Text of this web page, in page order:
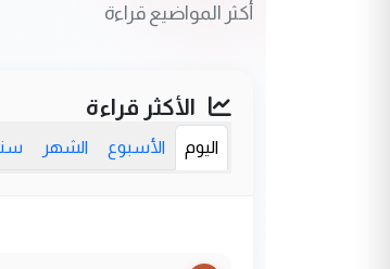
أكثر المواضيع قراءة
الأكثر قراءة
اليوم الأسبوع الشهر